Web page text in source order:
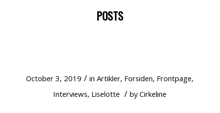
POSTS
October 3, 2019 / inArtikler, Forsiden, Frontpage,
Interviews, Liselotte / byCirkeline